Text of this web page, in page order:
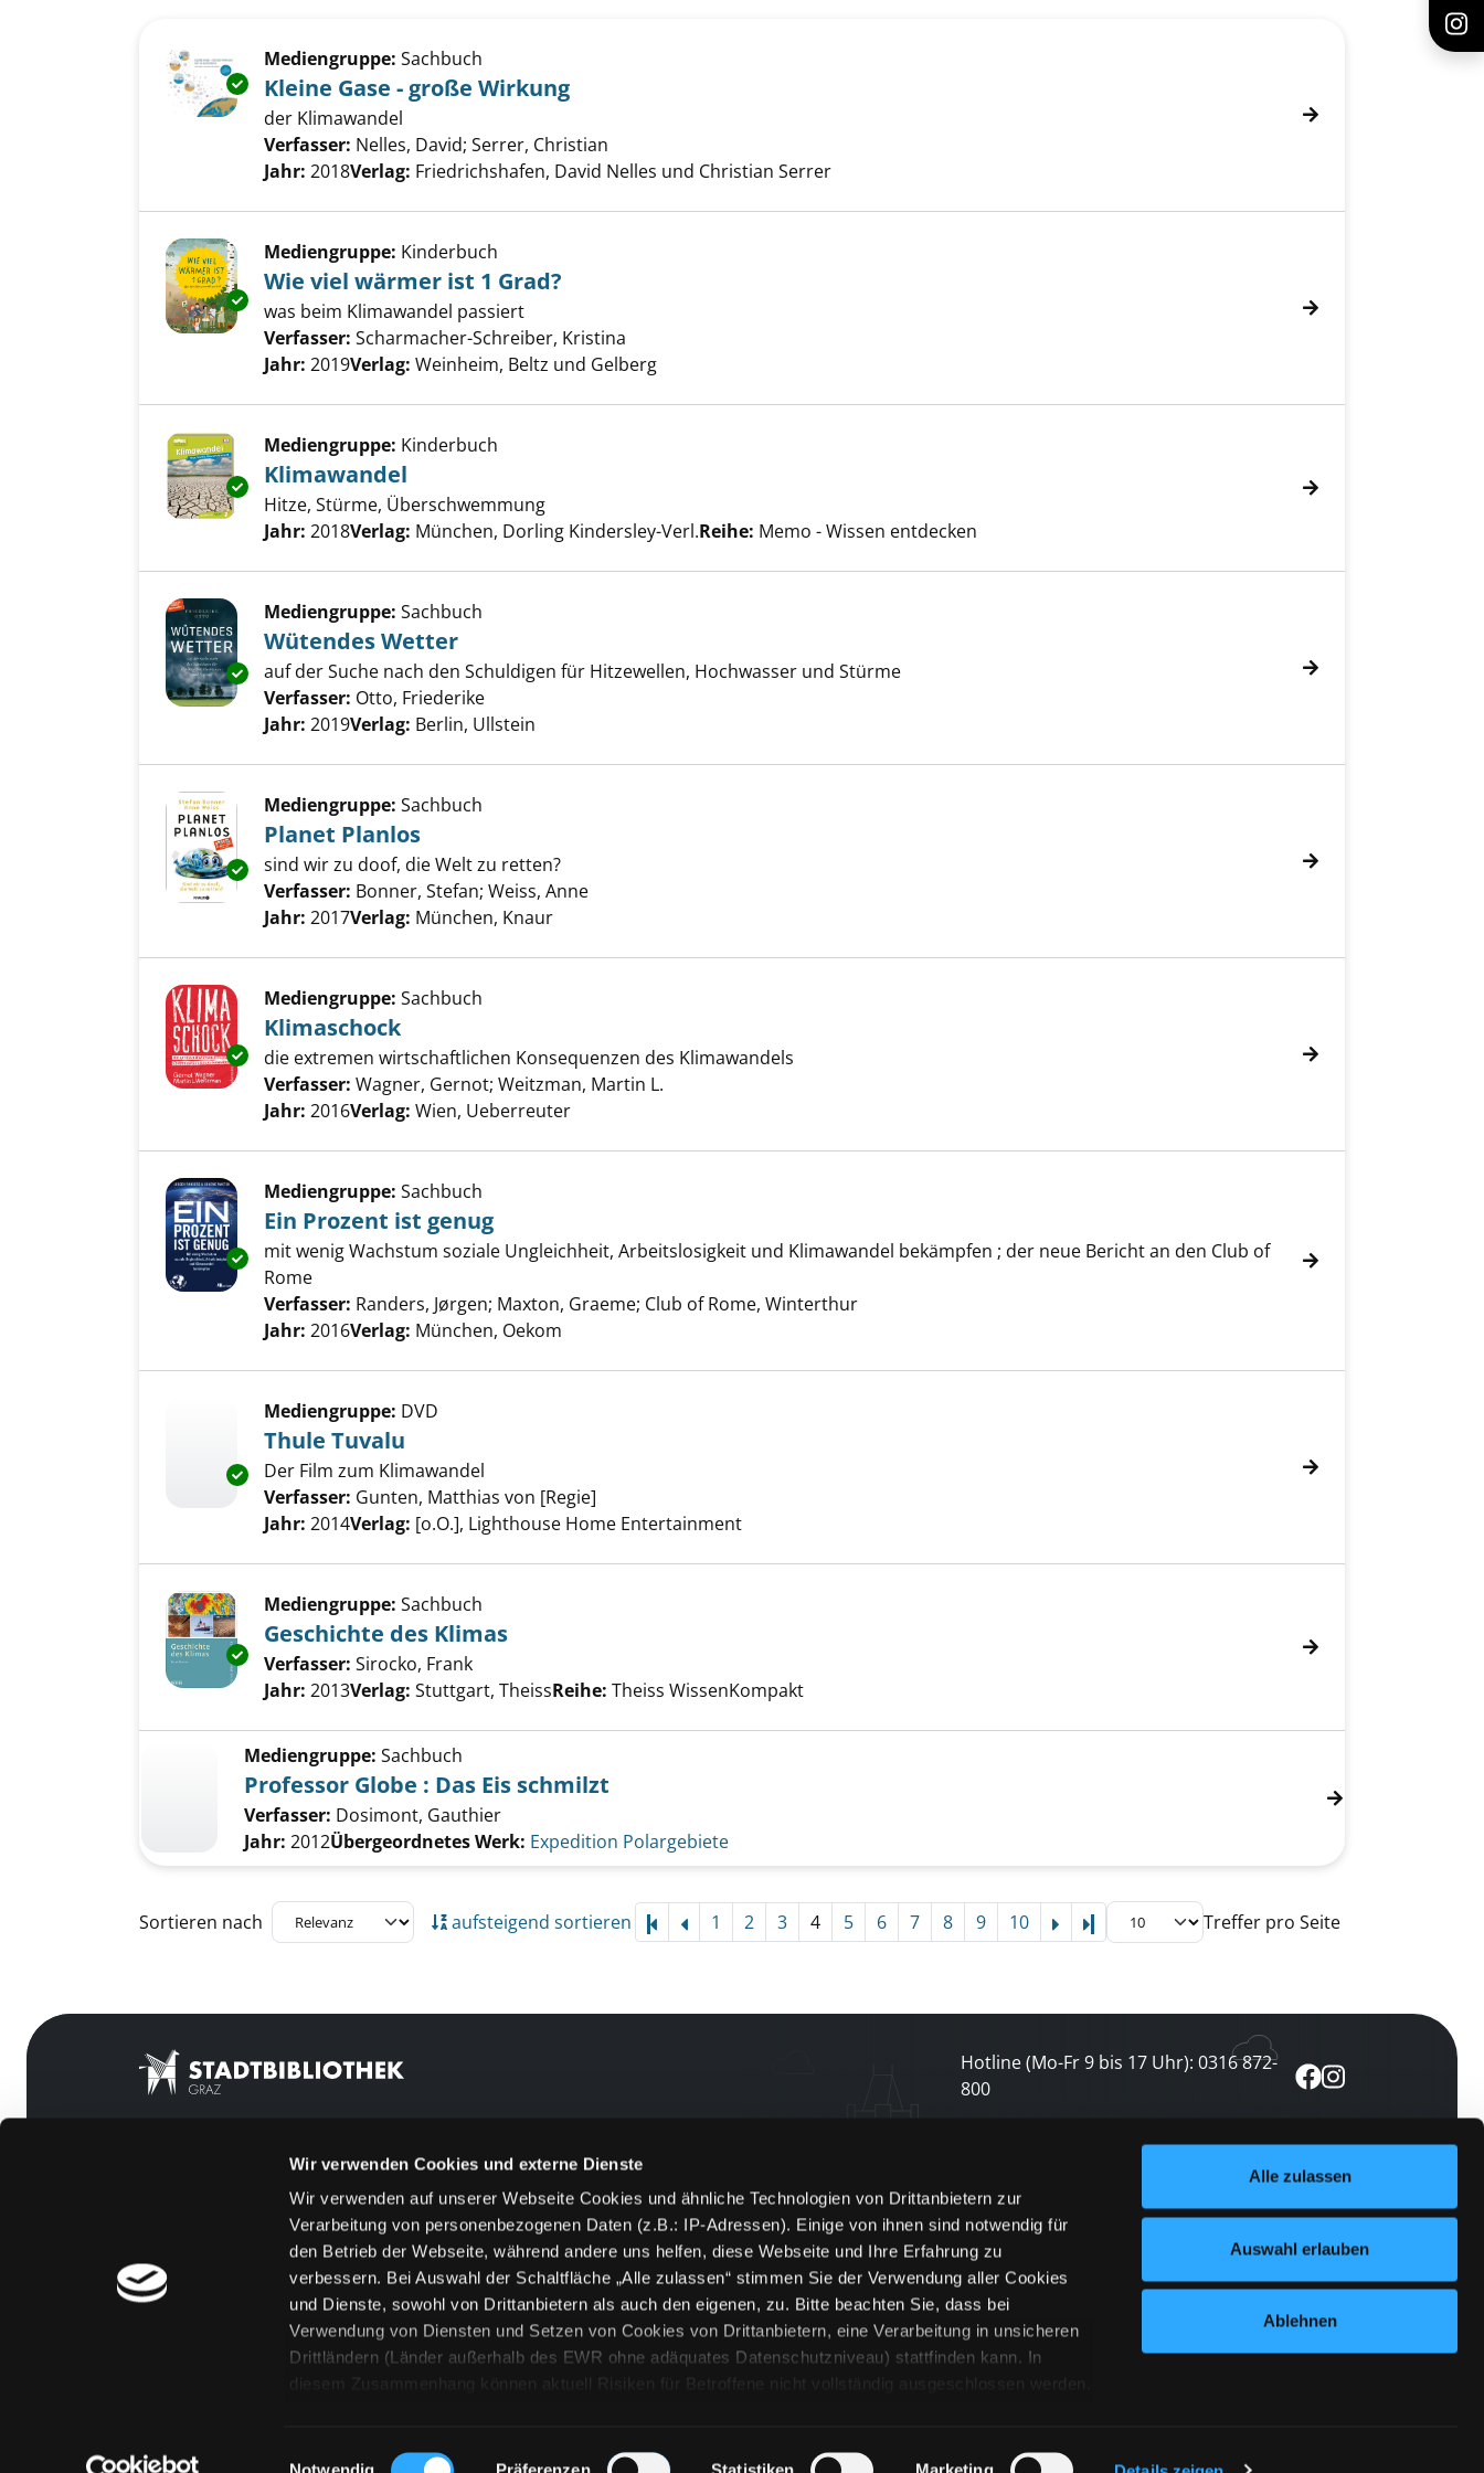
Wir verwenden Cookies und externe Dienste
Wir verwenden auf unserer Webseite Cookies und ähnliche Technologien von Drittanbietern zur
Verarbeitung von personenbezogenen Daten (z.B.: IP-Adressen). Einige von ihnen sind notwendig für
den Betrieb der Webseite, während andere uns helfen, diese Webseite und Ihre Erfahrung zu
verbessern. Bei Auswahl der Schaltfläche „Alle zulassen“ stimmen Sie der Verwendung aller Cookies
und Dienste, sowohl von Drittanbietern als auch den eigenen, zu. Bitte beachten Sie, dass bei
Verwendung von Diensten und Setzen von Cookies von Drittanbietern, eine Verarbeitung in unsicheren
Drittländern (Länder außerhalb des EWR ohne adäquates Datenschutzniveau) stattfinden kann. In
diesem Zusammenhang können aktuell Risiken für Betroffene nicht vollständig ausgeschlossen werden.
„Details zeigen“ finden Sie Erklärungen zu den verschiedenen Kategorien von Cookies und ähnlichen
Einwilligungsauswahl
Notwendig Präferenzen Statistiken Marketing
Alle zulassen
Auswahl erlauben
Ablehnen
Exemplar-Details von Kleine Gase - große Wirkung anzeigen
Mediengruppe: Sachbuch
Kleine Gase - große Wirkung
der Klimawandel
Verfasser: Nelles, David; Serrer, Christian
Jahr: 2018Verlag: Friedrichshafen, David Nelles und Christian Serrer
Exemplar-Details von Wie viel wärmer ist 1 Grad? anzeigen
Mediengruppe: Kinderbuch
Wie viel wärmer ist 1 Grad?
was beim Klimawandel passiert
Verfasser: Scharmacher-Schreiber, Kristina
Jahr: 2019Verlag: Weinheim, Beltz und Gelberg
Exemplar-Details von Klimawandel anzeigen
Mediengruppe: Kinderbuch
Klimawandel
Hitze, Stürme, Überschwemmung
Suche nach diesem Verfasser
Jahr: 2018Verlag: München, Dorling Kindersley-Verl.Reihe: Memo - Wissen entdecken
Exemplar-Details von Wütendes Wetter anzeigen
Mediengruppe: Sachbuch
Wütendes Wetter
auf der Suche nach den Schuldigen für Hitzewellen, Hochwasser und Stürme
Verfasser: Otto, Friederike
Jahr: 2019Verlag: Berlin, Ullstein
Exemplar-Details von Planet Planlos anzeigen
Mediengruppe: Sachbuch
Planet Planlos
sind wir zu doof, die Welt zu retten?
Verfasser: Bonner, Stefan; Weiss, Anne
Jahr: 2017Verlag: München, Knaur
Exemplar-Details von Klimaschock anzeigen
Mediengruppe: Sachbuch
Klimaschock
die extremen wirtschaftlichen Konsequenzen des Klimawandels
Verfasser: Wagner, Gernot; Weitzman, Martin L.
Jahr: 2016Verlag: Wien, Ueberreuter
Exemplar-Details von Ein Prozent ist genug anzeigen
Mediengruppe: Sachbuch
Ein Prozent ist genug
mit wenig Wachstum soziale Ungleichheit, Arbeitslosigkeit und Klimawandel bekämpfen ; der neue Bericht an den Club of
Rome
Verfasser: Randers, Jørgen; Maxton, Graeme; Club of Rome, Winterthur
Jahr: 2016Verlag: München, Oekom
Exemplar-Details von Thule Tuvalu anzeigen
Mediengruppe: DVD
Thule Tuvalu
Der Film zum Klimawandel
Verfasser: Gunten, Matthias von [Regie]
Jahr: 2014Verlag: [o.O.], Lighthouse Home Entertainment
Exemplar-Details von Geschichte des Klimas anzeigen
Mediengruppe: Sachbuch
Geschichte des Klimas
Verfasser: Sirocko, Frank
Jahr: 2013Verlag: Stuttgart, TheissReihe: Theiss WissenKompakt
Mediengruppe: Sachbuch
Professor Globe : Das Eis schmilzt
Verfasser: Dosimont, Gauthier
Jahr: 2012Übergeordnetes Werk: Expedition Polargebiete
Zu den Suchfiltern springen
Sortieren nach aufsteigend sortieren 1 2 3 4 5 6 7 8 9 10 Letzte Seite Treffer pro Seite
Hotline (Mo-Fr 9 bis 17 Uhr): 0316 872-
800
[kju:b]
Feedback
Kontakt
Über uns
Jobs
Medienwunsch
FAQs
Newsletter abonnieren
und keine Veranstaltung verpassen
jetzt abonnieren